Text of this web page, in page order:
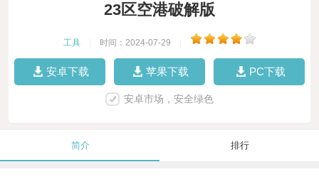
23区空港破解版
工具 时间：2024-07-29
安卓下载 苹果下载 PC下载
安卓市场，安全绿色
简介 排行